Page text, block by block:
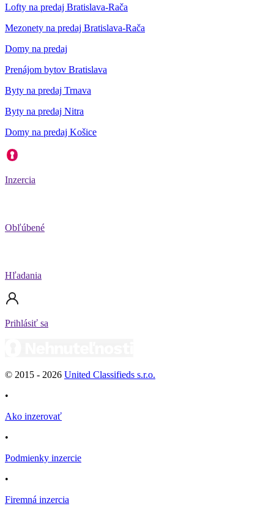
Lofty na predaj Bratislava-Rača
Mezonety na predaj Bratislava-Rača
Domy na predaj
Prenájom bytov Bratislava
Byty na predaj Trnava
Byty na predaj Nitra
Domy na predaj Košice
Inzercia
Obľúbené
Hľadania
Prihlásiť sa
© 2015 - 2026 United Classifieds s.r.o.
•
Ako inzerovať
•
Podmienky inzercie
•
Firemná inzercia